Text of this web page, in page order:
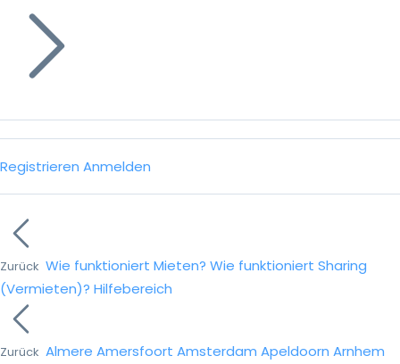
Registrieren Anmelden
Zurück Wie funktioniert Mieten? Wie funktioniert Sharing
(Vermieten)? Hilfebereich
Zurück Almere Amersfoort Amsterdam Apeldoorn Arnhem